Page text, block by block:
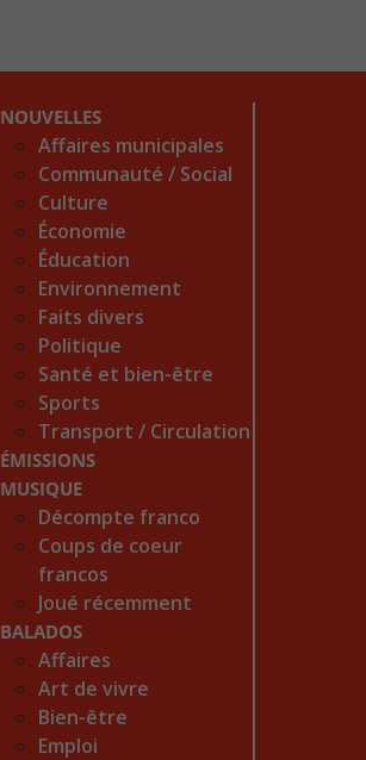
NOUVELLES
Affaires municipales
Communauté / Social
Culture
Économie
Éducation
Environnement
Faits divers
Politique
Santé et bien-être
Sports
Transport / Circulation
ÉMISSIONS
MUSIQUE
Décompte franco
Coups de coeur
francos
Joué récemment
BALADOS
Affaires
Art de vivre
Bien-être
Emploi